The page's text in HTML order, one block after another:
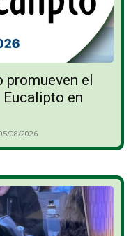
promueven el
en
08/2026